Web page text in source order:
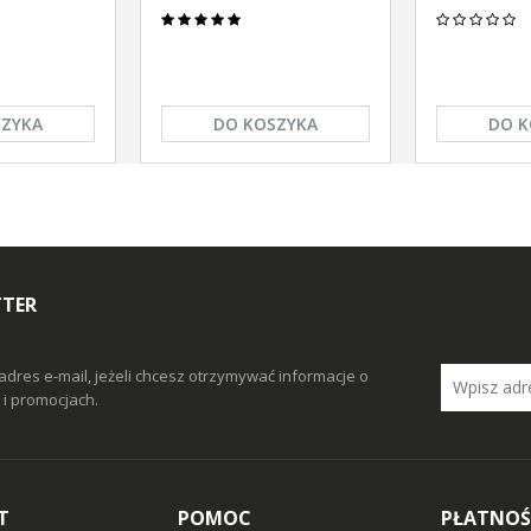
DO KOSZYKA DO
e-mail, jeżeli chcesz otrzymywać informacje o
promocjach.
POMOC